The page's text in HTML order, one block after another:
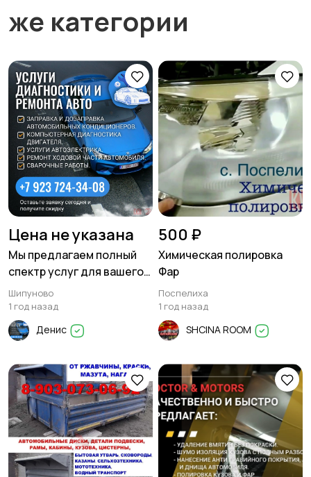
же категории
Цена не указана
Мы предлагаем полный
спектр услуг для вашего
автомобиля
Шипуново
1 год назад
Денис
500 ₽
Химическая полировка
Фар
Поспелиха
1 год назад
SHCINA ROOM